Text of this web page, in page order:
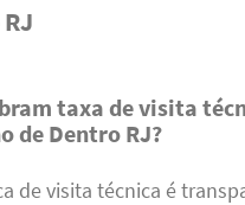
taxa de visita
de Dentro RJ?
de visita técnica é